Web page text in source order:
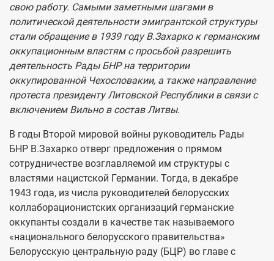
свою работу. Самыми заметными шагами в
политической деятельности эмигрантской структуры
стали обращение в 1939 году В.Захарко к германским
оккупационным властям с просьбой разрешить
деятельность Рады БНР на территории
оккупированной Чехословакии, а также направление
протеста президенту Литовской Республики в связи с
включением Вильно в состав Литвы.
В годы Второй мировой войны руководитель Рады
БНР В.Захарко отверг предложения о прямом
сотрудничестве возглавляемой им структуры с
властями нацистской Германии. Тогда, в декабре
1943 года, из числа руководителей белорусских
коллаборационистских организаций германские
оккупанты создали в качестве так называемого
«национального белорусского правительства»
Белорусскую центральную раду (БЦР) во главе с